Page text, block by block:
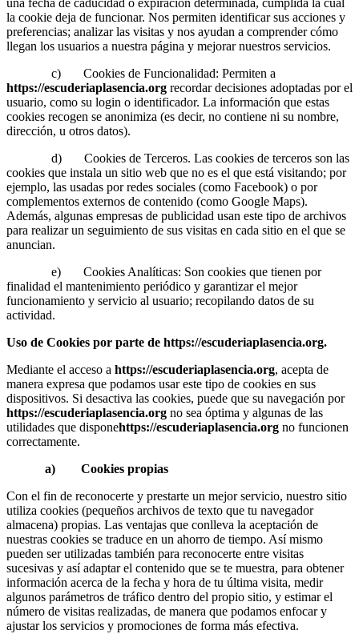
una fecha de caducidad o expiración determinada, cumplida la cual
la cookie deja de funcionar. Nos permiten identificar sus acciones y
preferencias; analizar las visitas y nos ayudan a comprender cómo
llegan los usuarios a nuestra página y mejorar nuestros servicios.
c) Cookies de Funcionalidad: Permiten a
https://escuderiaplasencia.org recordar decisiones adoptadas por el
usuario, como su login o identificador. La información que estas
cookies recogen se anonimiza (es decir, no contiene ni su nombre,
dirección, u otros datos).
d) Cookies de Terceros. Las cookies de terceros son las
cookies que instala un sitio web que no es el que está visitando; por
ejemplo, las usadas por redes sociales (como Facebook) o por
complementos externos de contenido (como Google Maps).
Además, algunas empresas de publicidad usan este tipo de archivos
para realizar un seguimiento de sus visitas en cada sitio en el que se
anuncian.
e) Cookies Analíticas: Son cookies que tienen por
finalidad el mantenimiento periódico y garantizar el mejor
funcionamiento y servicio al usuario; recopilando datos de su
actividad.
Uso de Cookies por parte de https://escuderiaplasencia.org.
Mediante el acceso a https://escuderiaplasencia.org, acepta de
manera expresa que podamos usar este tipo de cookies en sus
dispositivos. Si desactiva las cookies, puede que su navegación por
https://escuderiaplasencia.org no sea óptima y algunas de las
utilidades que disponehttps://escuderiaplasencia.org no funcionen
correctamente.
a) Cookies propias
Con el fin de reconocerte y prestarte un mejor servicio, nuestro sitio
utiliza cookies (pequeños archivos de texto que tu navegador
almacena) propias. Las ventajas que conlleva la aceptación de
nuestras cookies se traduce en un ahorro de tiempo. Así mismo
pueden ser utilizadas también para reconocerte entre visitas
sucesivas y así adaptar el contenido que se te muestra, para obtener
información acerca de la fecha y hora de tu última visita, medir
algunos parámetros de tráfico dentro del propio sitio, y estimar el
número de visitas realizadas, de manera que podamos enfocar y
ajustar los servicios y promociones de forma más efectiva.